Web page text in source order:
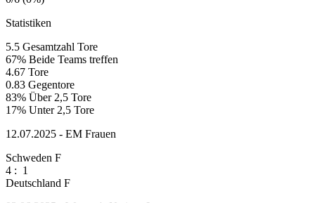
Statistiken
5.5 Gesamtzahl Tore
67% Beide Teams treffen
4.67 Tore
0.83 Gegentore
83% Über 2,5 Tore
17% Unter 2,5 Tore
12.07.2025 - EM Frauen
Schweden F
4 : 1
Deutschland F